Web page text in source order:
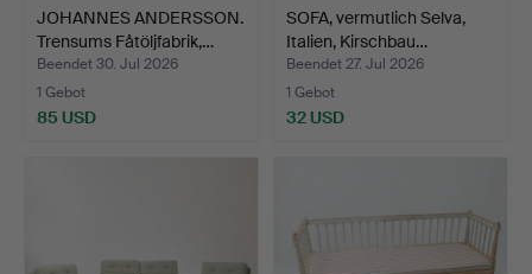
JOHANNES ANDERSSON.
Trensums Fåtöljfabrik,…
Beendet 30. Jul 2026
1 Gebot
85 USD
SOFA, vermutlich Selva,
Italien, Kirschbau…
Beendet 27. Jul 2026
1 Gebot
32 USD